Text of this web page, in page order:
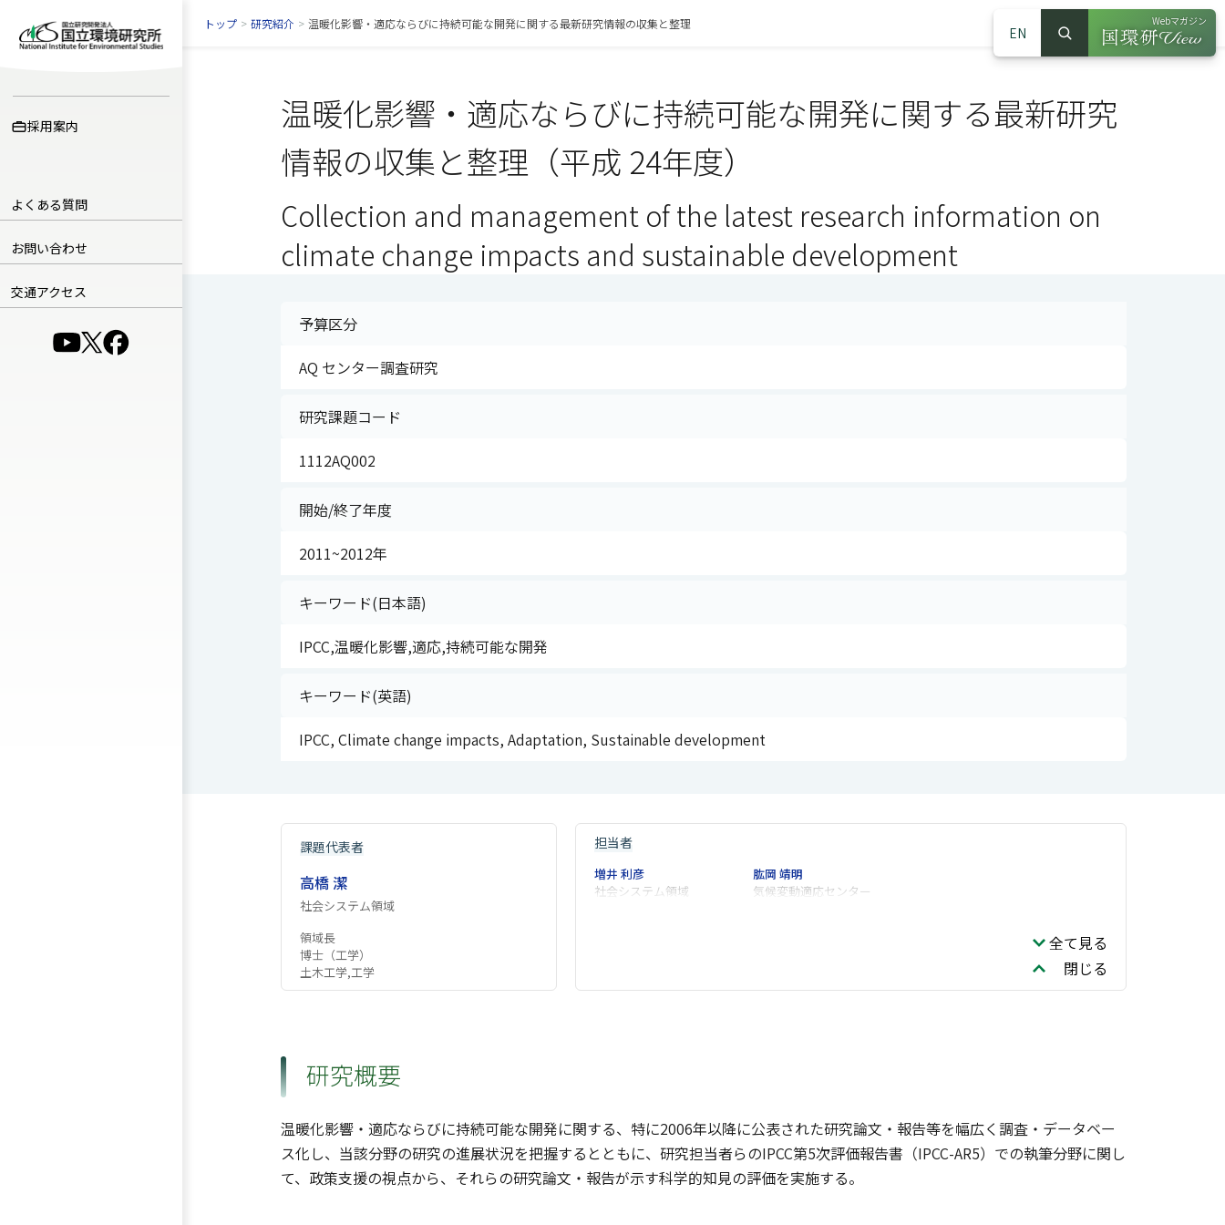
採用案内
よくある質問
お問い合わせ
交通アクセス
（別ウインドウで開きます）
（別ウインドウで開きます）
（別ウインドウで開きます）
EN
サイト内検索
検索
Webマガジン
（別ウインドウ
トップ > 研究紹介 > 温暖化影響・適応ならびに持続可能な開発に関する最新研究情報の収集と整理
温暖化影響・適応ならびに持続可能な開発に関する最新研究
情報の収集と整理（平成 24年度）
Collection and management of the latest research information on
climate change impacts and sustainable development
予算区分
AQ センター調査研究
研究課題コード
1112AQ002
開始/終了年度
2011~2012年
キーワード(日本語)
IPCC,温暖化影響,適応,持続可能な開発
キーワード(英語)
IPCC, Climate change impacts, Adaptation, Sustainable development
課題代表者
高橋 潔
社会システム領域
領域長
博士（工学）
土木工学,工学
担当者
増井 利彦
社会システム領域
肱岡 靖明
気候変動適応センター
全て見る
閉じる
研究概要
温暖化影響・適応ならびに持続可能な開発に関する、特に2006年以降に公表された研究論文・報告等を幅広く調査・データベー
ス化し、当該分野の研究の進展状況を把握するとともに、研究担当者らのIPCC第5次評価報告書（IPCC-AR5）での執筆分野に関し
て、政策支援の視点から、それらの研究論文・報告が示す科学的知見の評価を実施する。